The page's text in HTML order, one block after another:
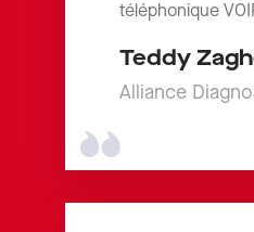
téléphonique
Teddy
Alliance